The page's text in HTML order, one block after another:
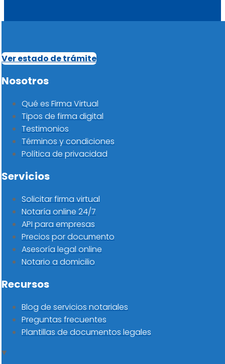
Ver estado de trámite
Nosotros
Qué es Firma Virtual
Tipos de firma digital
Testimonios
Términos y condiciones
Política de privacidad
Servicios
Solicitar firma virtual
Notaría online 24/7
API para empresas
Precios por documento
Asesoría legal online
Notario a domicilio
Recursos
Blog de servicios notariales
Preguntas frecuentes
Plantillas de documentos legales